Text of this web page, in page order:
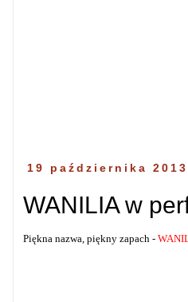
19 października 2013
WANILIA w
Piękna nazwa, piękny zapach -